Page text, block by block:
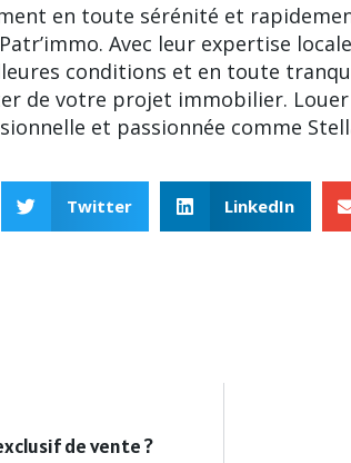
en toute sérénité et
Avec leur expertise
conditions et en toute
de votre projet immobilier.
et passionnée comme
Twitter LinkedIn
de vente ?